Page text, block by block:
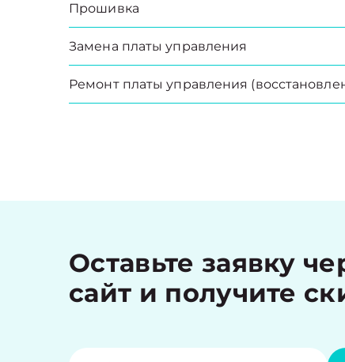
Прошивка
Замена платы управления
Ремонт платы управления
Оставьте заявку
сайт и получите